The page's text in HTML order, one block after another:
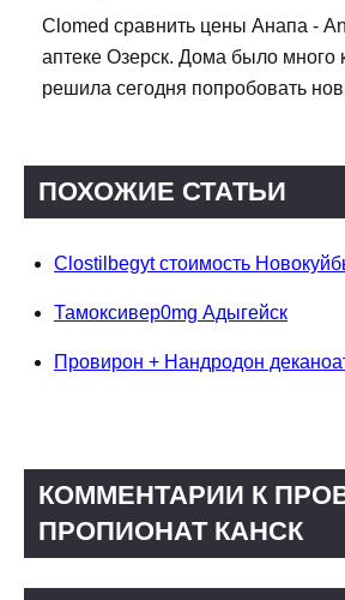
Clomed сравнить цены Анапа -
аптеке Озерск. Дома было много
решила сегодня попробовать
ПОХОЖИЕ СТАТЬИ
Clostilbegyt стоимость
Тамоксивер0mg Адыгейск
Провирон + Нандродон
КОММЕНТАРИИ К
ПРОПИОНАТ КАНСК